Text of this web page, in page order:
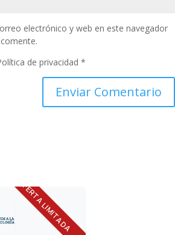
electrónico y web en este navegador
de privacidad *
OFERTA LIMITADA